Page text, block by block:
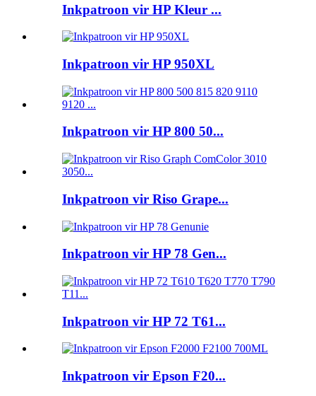
Inkpatroon vir HP Kleur ...
Inkpatroon vir HP 950XL
Inkpatroon vir HP 800 50...
Inkpatroon vir Riso Grape...
Inkpatroon vir HP 78 Gen...
Inkpatroon vir HP 72 T61...
Inkpatroon vir Epson F20...